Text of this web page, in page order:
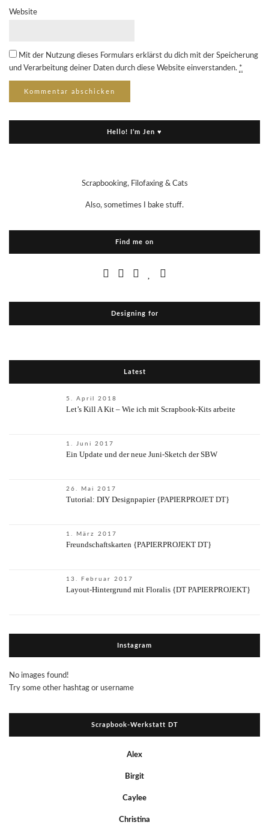
Website
Mit der Nutzung dieses Formulars erklärst du dich mit der Speicherung
und Verarbeitung deiner Daten durch diese Website einverstanden. *
Hello! I’m Jen ♥
Scrapbooking, Filofaxing & Cats
Also, sometimes I bake stuff.
Find me on
Designing for
Latest
5. April 2018
Let’s Kill A Kit – Wie ich mit Scrapbook-Kits arbeite
1. Juni 2017
Ein Update und der neue Juni-Sketch der SBW
26. Mai 2017
Tutorial: DIY Designpapier {PAPIERPROJET DT}
1. März 2017
Freundschaftskarten {PAPIERPROJEKT DT}
13. Februar 2017
Layout-Hintergrund mit Floralis {DT PAPIERPROJEKT}
Instagram
No images found!
Try some other hashtag or username
Scrapbook-Werkstatt DT
Alex
Birgit
Caylee
Christina